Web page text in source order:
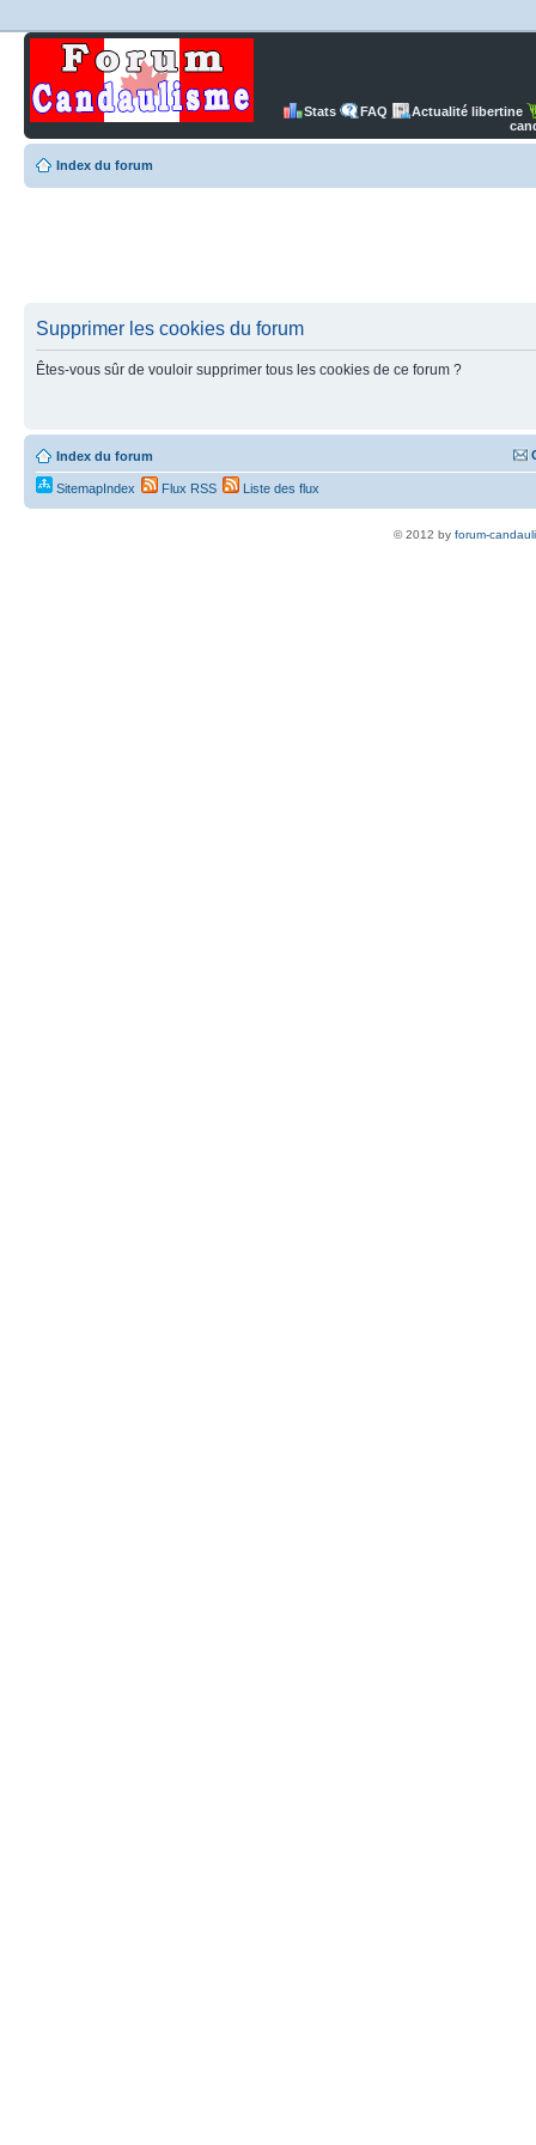
Stats FAQ
Actualité libertine
Index du forum
Supprimer les cookies du forum
Êtes-vous sûr de vouloir supprimer tous les cookies de ce forum ?
Index du forum
SitemapIndex Flux RSS Liste des flux
© 2012 by forum-